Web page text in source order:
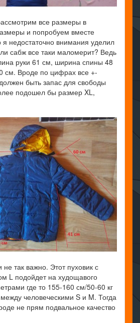
все размеры в
и попробуем вместе
я недостаточно внимания уделил
сабж все таки маломерит? Ведь
руки 61 см, ширина спины 48
см. Вроде по цифрах все +-
быть запас для свободы
подошел бы размер XL,
так важно. Этот пуховик с
L подойдет на худощавого
где то 155-160 см/50-60 кг
человеческими S и M. Тогда
не прям подвальное качество